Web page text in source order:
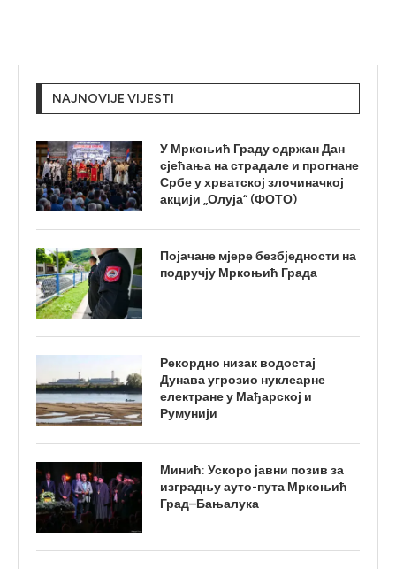
NAJNOVIJE VIJESTI
У Мркоњић Граду одржан Дан
сјећања на страдале и прогнане
Србе у хрватској злочиначкој
акцији „Олуја“ (ФОТО)
Појачане мјере безбједности на
подручју Мркоњић Града
Рекордно низак водостај
Дунава угрозио нуклеарне
електране у Мађарској и
Румунији
Минић: Ускоро јавни позив за
изградњу ауто-пута Мркоњић
Град–Бањалука